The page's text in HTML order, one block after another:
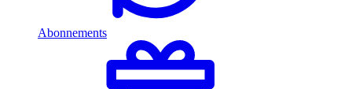
Abonnements